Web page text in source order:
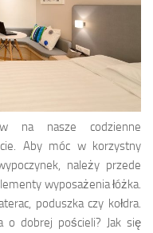
na nasze codzienne
Aby móc w korzystny
należy przede
wyposażenia łóżka.
poduszka czy kołdra.
o dobrej pościeli? Jak się